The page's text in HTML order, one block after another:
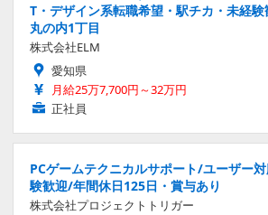
T・デザイン系転職希望・駅チカ・未経
丸の内1丁目
株式会社ELM
愛知県
月給25万7,700円～32万円
正社員
PCゲームテクニカルサポート/ユーザー
験歓迎/年間休日125日・賞与あり
株式会社プロジェクトトリガー